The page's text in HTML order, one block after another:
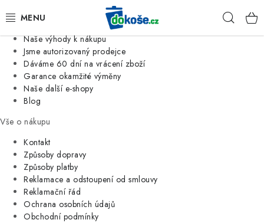
Jsme tradiční česká firma
Naše výhody k nákupu
Jsme autorizovaný prodejce
Dáváme 60 dní na vrácení zboží
Garance okamžité výměny
Naše další e-shopy
Blog
Vše o nákupu
Kontakt
Způsoby dopravy
Způsoby platby
Reklamace a odstoupení od smlouvy
Reklamační řád
Ochrana osobních údajů
Obchodní podmínky
KOŠE
SÁČKY
KUCHYNĚ
ORGANIZACE
DOMÁCNOST